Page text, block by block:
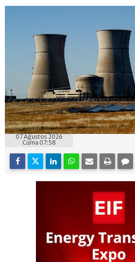
07 Ağustos 2026
Cuma 07:58